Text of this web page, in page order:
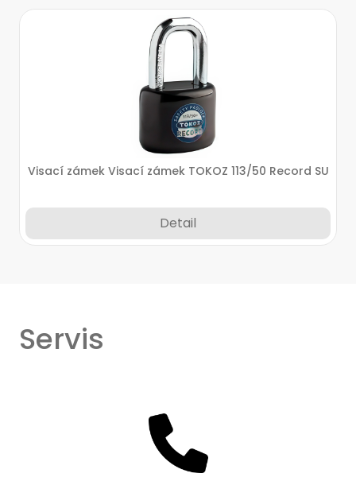
Visací zámek Visací zámek TOKOZ 113/50 Record SU
Detail
Servis